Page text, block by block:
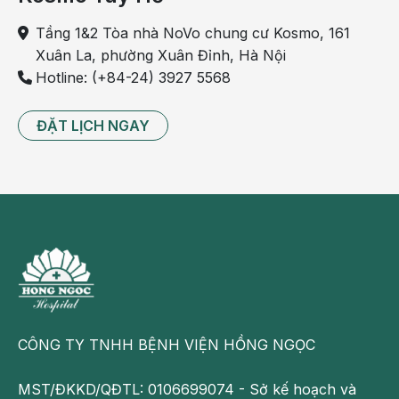
sự phát triển của thai nhi không giống như dự định thì lúc
đó không nên đợi đến tuần thứ 40 mới sinh. Thời gian
sinh, phương pháp sinh nên căn cứ theo chỉ định của
bác sĩ.
Khi mang thai cần chú ý ăn uống để tránh trúng độc
Dự phòng trúng độc khi mang thai
Tầng 1&2 Tòa nhà NoVo chung cư Kosmo, 161
Xuân La, phường Xuân Đỉnh, Hà Nội
Hotline: (+84-24) 3927 5568
ĐẶT LỊCH NGAY
CÔNG TY TNHH BỆNH VIỆN HỒNG NGỌC
MST/ĐKKD/QĐTL: 0106699074 - Sở kế hoạch và